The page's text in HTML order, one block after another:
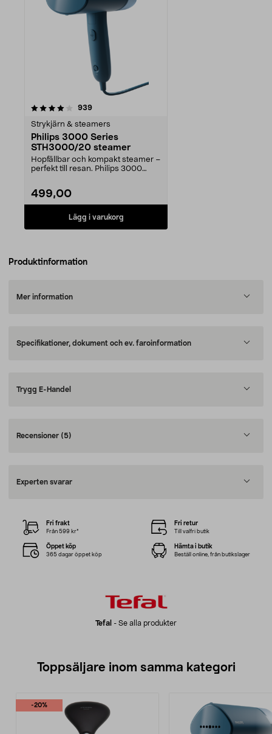
939recensioner
Strykjärn & steamers
Philips 3000 Series
STH3000/20 steamer
Hopfällbar och kompakt steamer –
perfekt till resan. Philips 3000
499,00
Lägg i varukorg
Produktinformation
Mer information
Specifikationer, dokument och ev. faroinformation
Trygg E-Handel
Recensioner (5)
Experten svarar
Tefal - Se alla produkter
Fri frakt
Från 599 kr*
Fri retur
Till valfri butik
Öppet köp
365 dagar öppet köp
Hämta i butik
Beställ online, från butikslager
Toppsäljare inom samma kategori
-20%